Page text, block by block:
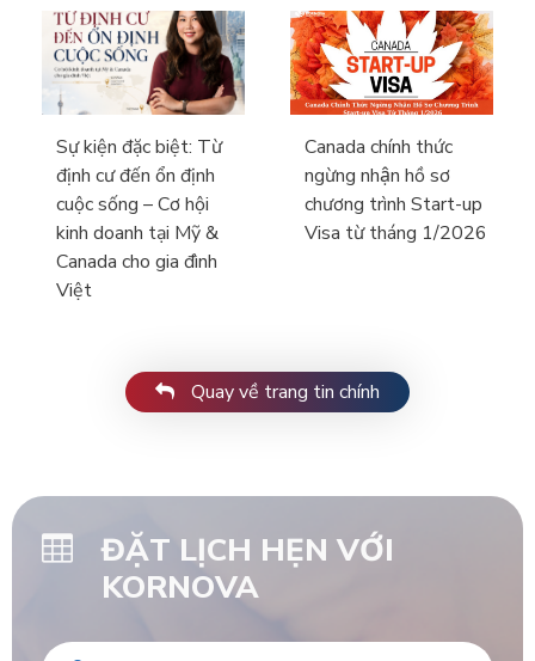
Sự kiện đặc biệt: Từ
định cư đến ổn định
cuộc sống – Cơ hội
kinh doanh tại Mỹ &
Canada cho gia đình
Việt
Canada chính thức
ngừng nhận hồ sơ
chương trình Start-up
Visa từ tháng 1/2026
Quay về trang tin chính
ĐẶT LỊCH HẸN VỚI
KORNOVA